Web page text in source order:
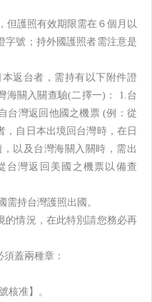
但護照有效期限需在６個月以
字號；持外國護照者需注意是
返台者，需持有以下附件證
海關入關查驗(二擇一)： 1.台
台灣返回他國之機票 (例：從
，自日本出境回台灣時，在日
以及台灣海關入關時，需出
台灣返回美國之機票以備查
需持台灣護照出國。
的情況，在此特別請您務必再
蓋兩種章：
核准】。